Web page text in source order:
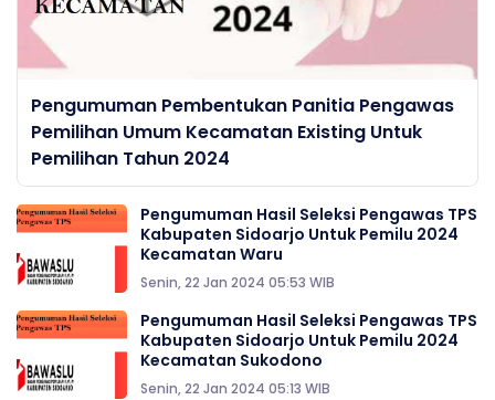
Pengumuman Pembentukan Panitia Pengawas
Pemilihan Umum Kecamatan Existing Untuk
Pemilihan Tahun 2024
Pengumuman Hasil Seleksi Pengawas TPS
Kabupaten Sidoarjo Untuk Pemilu 2024
Kecamatan Waru
Senin, 22 Jan 2024 05:53 WIB
Pengumuman Hasil Seleksi Pengawas TPS
Kabupaten Sidoarjo Untuk Pemilu 2024
Kecamatan Sukodono
Senin, 22 Jan 2024 05:13 WIB